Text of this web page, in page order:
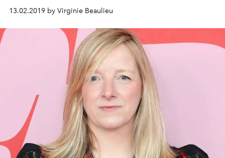
de la mode, terriblement visionnaire, dont les
inspiratrices, bienveillantes ou dangereuses, hantent les
coulisses du film.
13.02.2019 by Virginie Beaulieu